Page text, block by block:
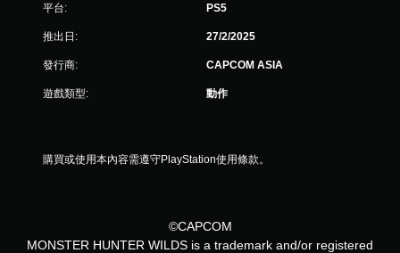
平台: PS5
推出日: 27/2/2025
發行商: CAPCOM ASIA
遊戲類型: 動作
購買或使用本內容需遵守PlayStation使用條款。
©CAPCOM
MONSTER HUNTER WILDS is a trademark and/or registered